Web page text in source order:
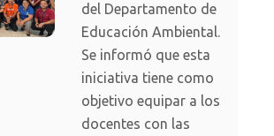
del Departamento de
Educación Ambiental.
Se informó que esta
iniciativa tiene como
objetivo equipar a los
docentes con las